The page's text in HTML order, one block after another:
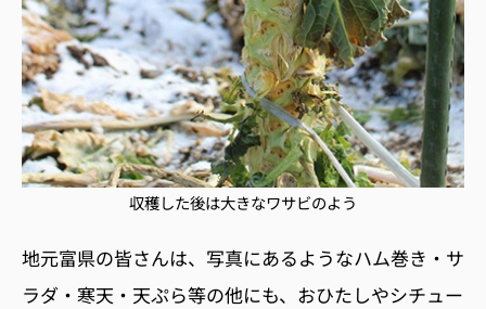
収穫した後は大きなワサビのよう
地元富県の皆さんは、写真にあるようなハム巻き・サ
ラダ・寒天・天ぷら等の他にも、おひたしやシチュー